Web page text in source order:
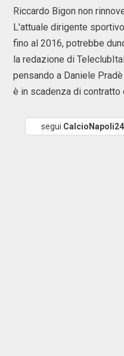
Riccardo Bigon non
L'attuale dirigente
fino al 2016, potrebbe
la redazione di
pensando a Daniele
è in scadenza di contratto
segui